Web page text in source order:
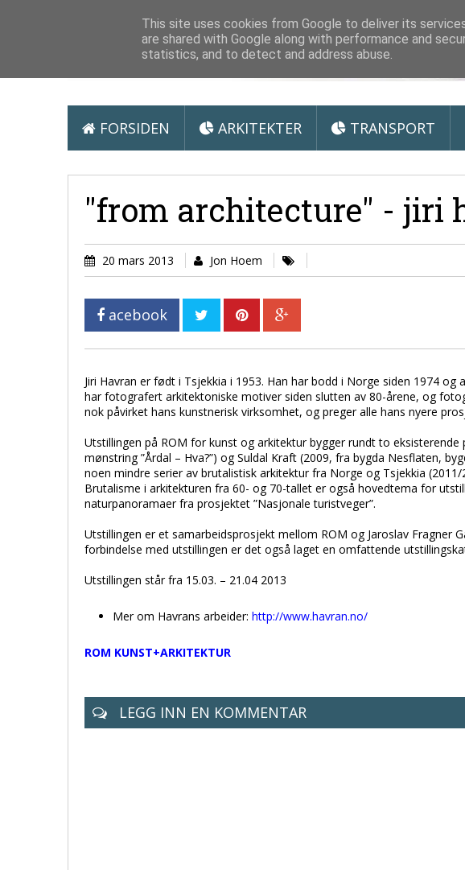
Arkitektur &
FORSIDEN ARKITEKTER TRANSPORT
"from architecture" - jiri
20 mars 2013 Jon Hoem
acebook
Jiri Havran er født i Tsjekkia i 1953. Han har bodd i Norge siden 1974
har fotografert arkitektoniske motiver siden slutten av 80-årene, og
nok påvirket hans kunstnerisk virksomhet, og preger alle hans nyere
Utstillingen på ROM for kunst og arkitektur bygger rundt to
mønstring ”Årdal – Hva?”) og Suldal Kraft (2009, fra bygda Nesflaten,
noen mindre serier av brutalistisk arkitektur fra Norge og Tsjekkia (2011/
Brutalisme i arkitekturen fra 60- og 70-tallet er også hovedtema for
naturpanoramaer fra prosjektet ”Nasjonale turistveger”.
Utstillingen er et samarbeidsprosjekt mellom ROM og Jaroslav Fragner
forbindelse med utstillingen er det også laget en omfattende
Utstillingen står fra 15.03. – 21.04 2013
Mer om Havrans arbeider: http://www.havran.no/
ROM KUNST+ARKITEKTUR
LEGG INN EN KOMMENTAR
This site uses cookies from Google to deliver its
are shared with Google along with performance and
statistics, and to detect and address abuse.